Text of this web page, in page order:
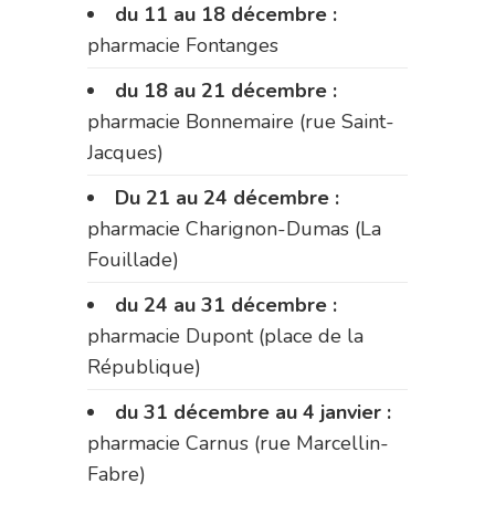
du 11 au 18 décembre :
pharmacie Fontanges
du 18 au 21 décembre :
pharmacie Bonnemaire (rue Saint-
Jacques)
Du 21 au 24 décembre :
pharmacie Charignon-Dumas (La
Fouillade)
du 24 au 31 décembre :
pharmacie Dupont (place de la
République)
du 31 décembre au 4 janvier :
pharmacie Carnus (rue Marcellin-
Fabre)